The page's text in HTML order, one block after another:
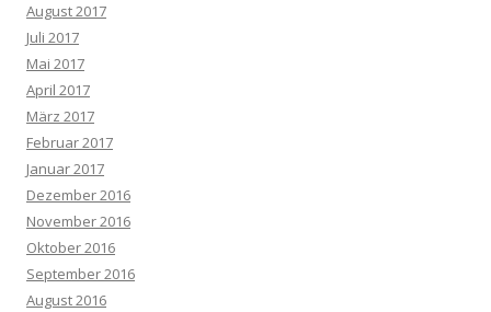
August 2017
Juli 2017
Mai 2017
April 2017
März 2017
Februar 2017
Januar 2017
Dezember 2016
November 2016
Oktober 2016
September 2016
August 2016